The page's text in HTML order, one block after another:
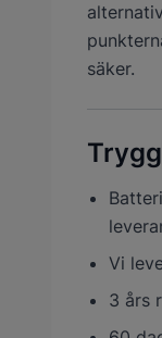
säker.
Vi
3 års